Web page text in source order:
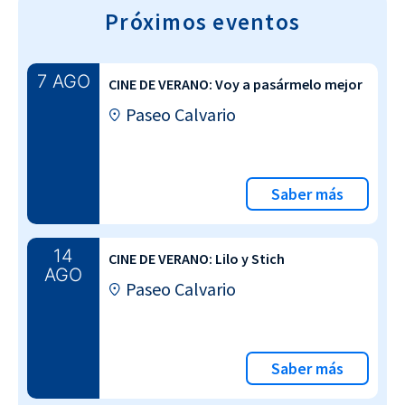
Próximos eventos
7 AGO CINE DE VERANO: Voy a pasármelo mejor
Paseo Calvario
Saber más
14
AGO
CINE DE VERANO: Lilo y Stich
Paseo Calvario
Saber más